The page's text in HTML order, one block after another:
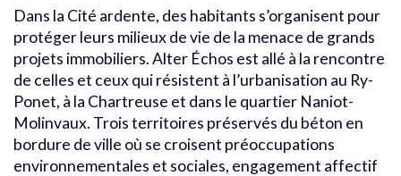
Dans la Cité ardente, des habitants s’organisent pour
protéger leurs milieux de vie de la menace de grands
projets immobiliers. Alter Échos est allé à la rencontre
de celles et ceux qui résistent à l’urbanisation au Ry-
Ponet, à la Chartreuse et dans le quartier Naniot-
Molinvaux. Trois territoires préservés du béton en
bordure de ville où se croisent préoccupations
environnementales et sociales, engagement affectif